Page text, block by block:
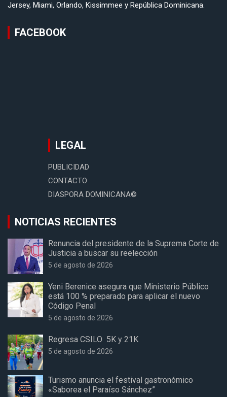
Jersey, Miami, Orlando, Kissimmee y República Dominicana.
FACEBOOK
LEGAL
PUBLICIDAD
CONTACTO
DIASPORA DOMINICANA©
NOTICIAS RECIENTES
Renuncia del presidente de la Suprema Corte de
Justicia a buscar su reelección
5 de agosto de 2026
Yeni Berenice asegura que Ministerio Público
está 100 % preparado para aplicar el nuevo
Código Penal
5 de agosto de 2026
Regresa CSILO 5K y 21K
5 de agosto de 2026
Turismo anuncia el festival gastronómico
«Saborea el Paraíso Sánchez”